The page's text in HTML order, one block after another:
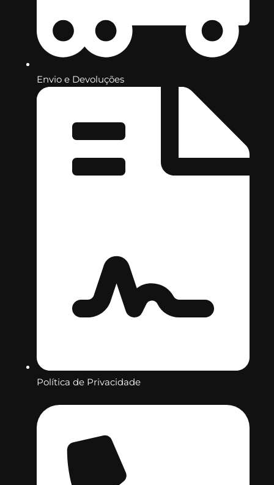
Envio e Devoluções
Política de Privacidade